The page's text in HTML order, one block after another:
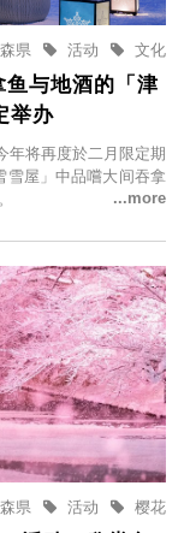
県 文化
活动
鱼与地酒的「津
举办
年将再度於二月限定期
雪屋」中品嚐大间吞拿
県 樱花
活动